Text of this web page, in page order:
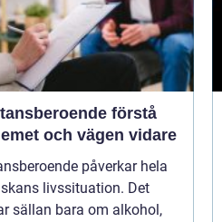
förstå
och vägen vidare
påverkar hela
livssituation. Det
sällan bara om alkohol,